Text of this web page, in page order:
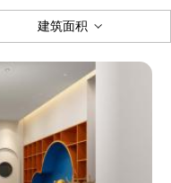
建筑面积